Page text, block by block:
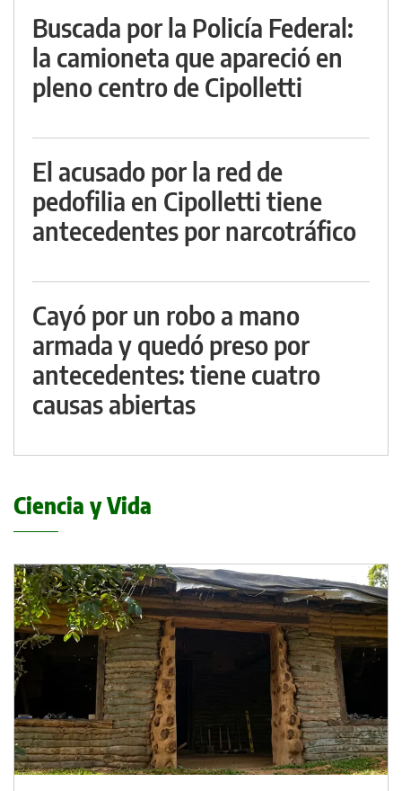
Buscada por la Policía Federal:
la camioneta que apareció en
pleno centro de Cipolletti
El acusado por la red de
pedofilia en Cipolletti tiene
antecedentes por narcotráfico
Cayó por un robo a mano
armada y quedó preso por
antecedentes: tiene cuatro
causas abiertas
Ciencia y Vida